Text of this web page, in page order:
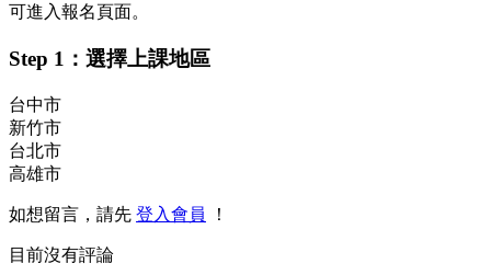
可進入報名頁面。
Step 1：選擇上課地區
台中市
新竹市
台北市
高雄市
如想留言，請先 登入會員 ！
目前沒有評論